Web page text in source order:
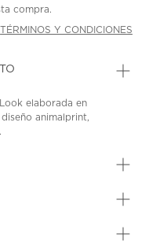
compra.
TÉRMINOS Y CONDICIONES
elaborada en
animalprint,